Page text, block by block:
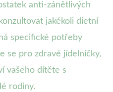
anti-zánětlivých
jakékoli dietní
specifické potřeby
se pro zdravé jídelníčky,
vašeho dítěte s
rodiny.